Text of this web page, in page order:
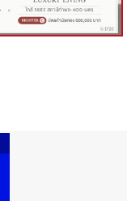
ที่ 77 รวมพลังความรัก
ลงพื้นที่หาดใหญ่ เคียงข้า